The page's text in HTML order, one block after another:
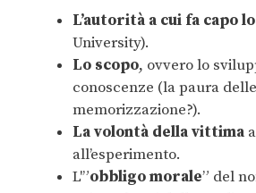
L’autorità a cui fa capo
University).
Lo scopo, ovvero lo
conoscenze (la paura
memorizzazione?).
La volontà della vittima
all’esperimento.
L'”obbligo morale” del